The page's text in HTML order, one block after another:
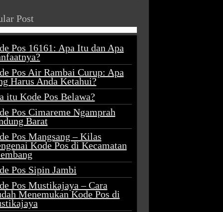
Post
Pos 16161: Apa Itu dan Apa
Pos Air Rambai Curup: Apa
Harus Anda Ketahui?
itu Kode Pos Belawa?
Pos Cimareme Ngamprah
Barat
Pos Mangsang – Kilas
Kode Pos di Kecamatan
Pos Sipin Jambi
Pos Mustikajaya – Cara
Menemukan Kode Pos di